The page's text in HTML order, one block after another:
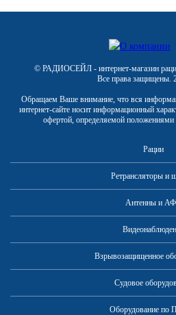
© РАДИОСЕЙЛ - интернет-магазин
Все права защищены.
Обращаем Ваше внимание, что вся
интернет-сайте носит информационный
офертой, определяемой
Рации
Ретрансляторы и
Антенны и
Взрывозащищенное
Судовое
Оборудование по